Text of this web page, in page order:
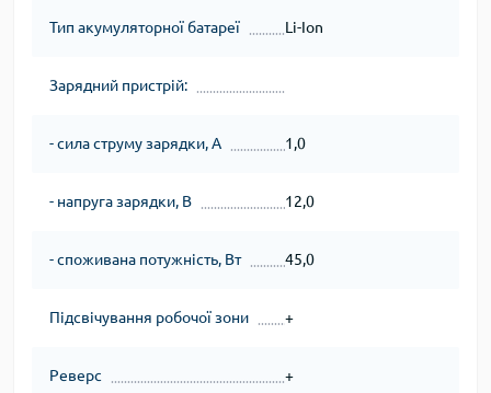
Тип акумуляторної батареї Li-Ion
Зарядний пристрій:
- сила струму зарядки, А 1,0
- напруга зарядки, В 12,0
- споживана потужність, Вт 45,0
Підсвічування робочої зони +
Реверс +